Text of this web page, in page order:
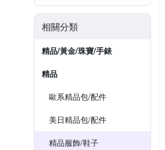
相關分類
精品/黃金/珠寶/手錶
精品
歐系精品包/配件
美日精品包/配件
精品服飾/鞋子